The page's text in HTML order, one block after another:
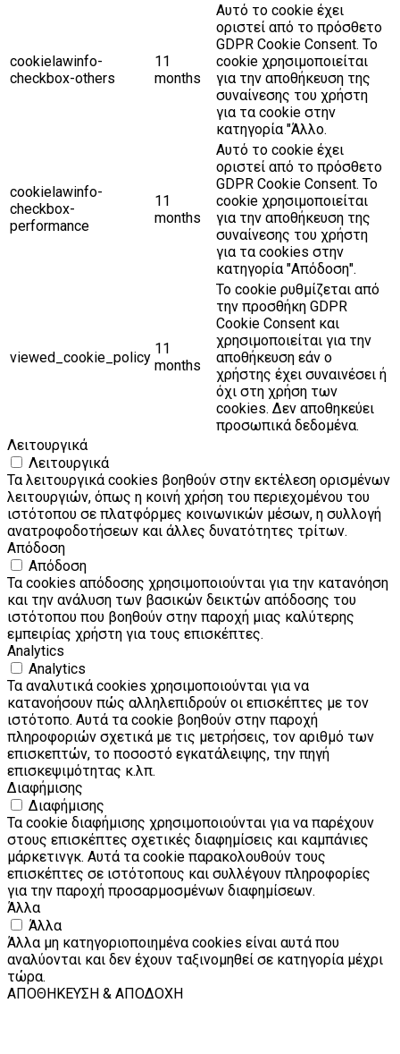
cookielawinfo-
checkbox-others
11
months
Αυτό το cookie έχει
οριστεί από το πρόσθετο
GDPR Cookie Consent. Το
cookie χρησιμοποιείται
για την αποθήκευση της
συναίνεσης του χρήστη
για τα cookie στην
κατηγορία "Άλλο.
cookielawinfo-
checkbox-
performance
11
months
Αυτό το cookie έχει
οριστεί από το πρόσθετο
GDPR Cookie Consent. Το
cookie χρησιμοποιείται
για την αποθήκευση της
συναίνεσης του χρήστη
για τα cookies στην
κατηγορία "Απόδοση".
viewed_cookie_policy
11
months
Το cookie ρυθμίζεται από
την προσθήκη GDPR
Cookie Consent και
χρησιμοποιείται για την
αποθήκευση εάν ο
χρήστης έχει συναινέσει ή
όχι στη χρήση των
cookies. Δεν αποθηκεύει
προσωπικά δεδομένα.
Λειτουργικά
Λειτουργικά
Τα λειτουργικά cookies βοηθούν στην εκτέλεση ορισμένων
λειτουργιών, όπως η κοινή χρήση του περιεχομένου του
ιστότοπου σε πλατφόρμες κοινωνικών μέσων, η συλλογή
ανατροφοδοτήσεων και άλλες δυνατότητες τρίτων.
Απόδοση
Απόδοση
Τα cookies απόδοσης χρησιμοποιούνται για την κατανόηση
και την ανάλυση των βασικών δεικτών απόδοσης του
ιστότοπου που βοηθούν στην παροχή μιας καλύτερης
εμπειρίας χρήστη για τους επισκέπτες.
Analytics
Analytics
Τα αναλυτικά cookies χρησιμοποιούνται για να
κατανοήσουν πώς αλληλεπιδρούν οι επισκέπτες με τον
ιστότοπο. Αυτά τα cookie βοηθούν στην παροχή
πληροφοριών σχετικά με τις μετρήσεις, τον αριθμό των
επισκεπτών, το ποσοστό εγκατάλειψης, την πηγή
επισκεψιμότητας κ.λπ.
Διαφήμισης
Διαφήμισης
Τα cookie διαφήμισης χρησιμοποιούνται για να παρέχουν
στους επισκέπτες σχετικές διαφημίσεις και καμπάνιες
μάρκετινγκ. Αυτά τα cookie παρακολουθούν τους
επισκέπτες σε ιστότοπους και συλλέγουν πληροφορίες
για την παροχή προσαρμοσμένων διαφημίσεων.
Άλλα
Άλλα
Άλλα μη κατηγοριοποιημένα cookies είναι αυτά που
αναλύονται και δεν έχουν ταξινομηθεί σε κατηγορία μέχρι
τώρα.
ΑΠΟΘΗΚΕΥΣΗ & ΑΠΟΔΟΧΗ